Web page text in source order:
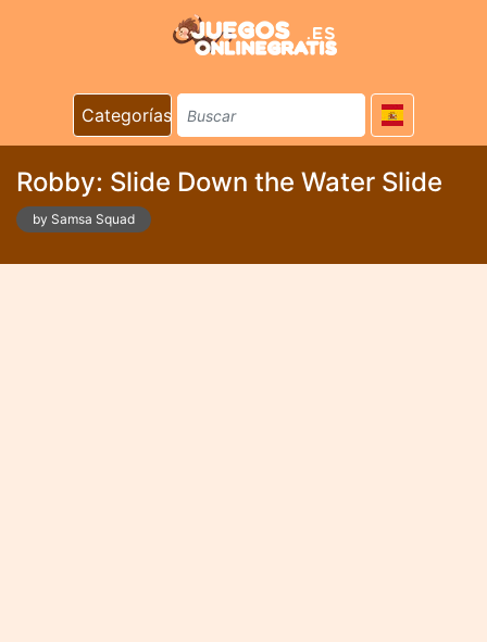
Categorías
Robby: Slide Down the Water Slide
by Samsa Squad